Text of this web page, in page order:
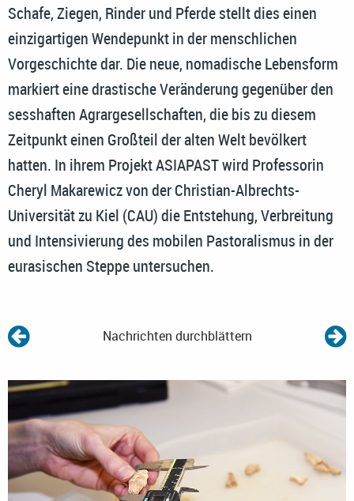
Schafe, Ziegen, Rinder und Pferde stellt dies einen
einzigartigen Wendepunkt in der menschlichen
Vorgeschichte dar. Die neue, nomadische Lebensform
markiert eine drastische Veränderung gegenüber den
sesshaften Agrargesellschaften, die bis zu diesem
Zeitpunkt einen Großteil der alten Welt bevölkert
hatten. In ihrem Projekt ASIAPAST wird Professorin
Cheryl Makarewicz von der Christian-Albrechts-
Universität zu Kiel (CAU) die Entstehung, Verbreitung
und Intensivierung des mobilen Pastoralismus in der
eurasischen Steppe untersuchen.
Nachrichten durchblättern